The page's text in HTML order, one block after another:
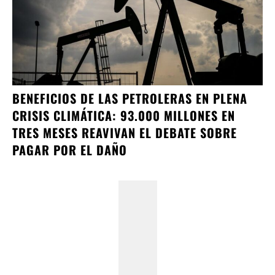
BENEFICIOS DE LAS PETROLERAS EN PLENA
CRISIS CLIMÁTICA: 93.000 MILLONES EN
TRES MESES REAVIVAN EL DEBATE SOBRE
PAGAR POR EL DAÑO